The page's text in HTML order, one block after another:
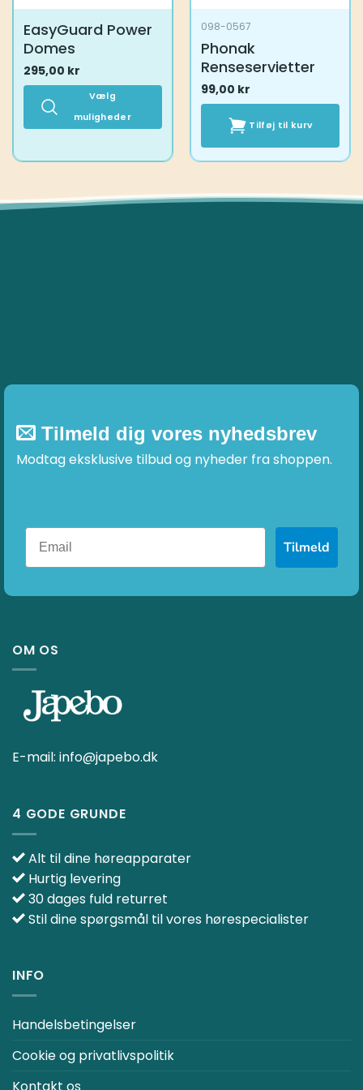
EasyGuard Power
Domes
295,00 kr
Vælg
muligheder
varianter.
098-0567
Phonak
Renseservietter
99,00 kr
Tilføj til kurv
Tilmeld dig vores nyhedsbrev
Modtag eksklusive tilbud og nyheder fra shoppen.
Tilmeld
OM OS
E-mail: info@japebo.dk
4 GODE GRUNDE
Alt til dine høreapparater
Hurtig levering
30 dages fuld returret
Stil dine spørgsmål til vores hørespecialister
INFO
Handelsbetingelser
Cookie og privatlivspolitik